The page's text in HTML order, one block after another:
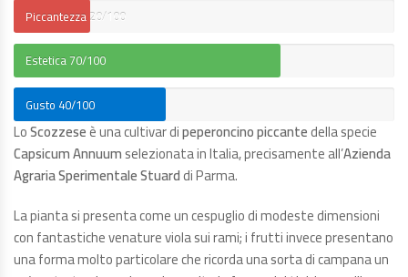
Piccantezza20/100
Estetica70/100
Gusto 40/100
LoScozzeseè una cultivar dipeperoncino piccantedella specie
Capsicum Annuumselezionata in Italia, precisamente all’Azienda
Agraria Sperimentale Stuarddi Parma.
La pianta si presenta come un cespuglio di modeste dimensioni
con fantastiche venature viola sui rami; i frutti invece presentano
una forma molto particolare che ricorda una sorta di campana un